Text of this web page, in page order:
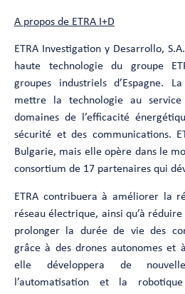
A propos de ETRA I+D
ETRA Investigation y Desarrollo,
haute technologie du groupe
groupes industriels d’Espagne.
mettre la technologie au
domaines de l’efficacité
sécurité et des communications.
Bulgarie, mais elle opère dans le
consortium de 17 partenaires qui
ETRA contribuera à améliorer la
réseau électrique, ainsi qu’à
prolonger la durée de vie des
grâce à des drones autonomes et
elle développera de
l’automatisation et la